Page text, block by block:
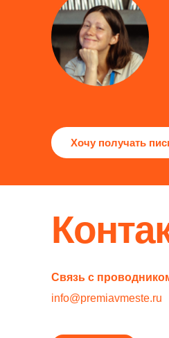
Хочу получать
info@premiavmeste.ru
Связь с